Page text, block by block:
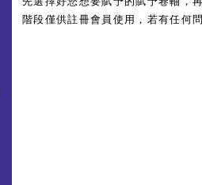
階段僅供註冊會員使用，若有任何